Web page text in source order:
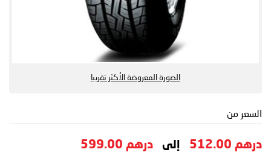
الصورة المعروضة الأكثر تقريبا
السعر من
درهم 512.00 إلى درهم 599.00